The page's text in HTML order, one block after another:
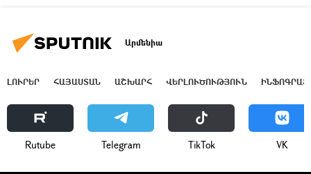
Արմենիա
ԼՈՒՐԵՐ ՀԱՅԱՍՏԱՆ ԱՇԽԱՐՀ ՎԵՐԼՈՒԾՈՒԹՅՈՒՆ
Rutube Telegram ТikТоk VK